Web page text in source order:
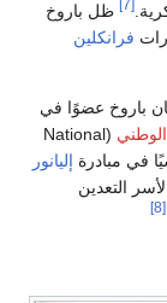
ظل باروخ
فرانكلين
عضوًا في
(National
إليانور
التعدين